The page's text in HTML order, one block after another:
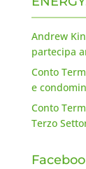
Andrew
partecipa
Conto
e
Conto
Terzo